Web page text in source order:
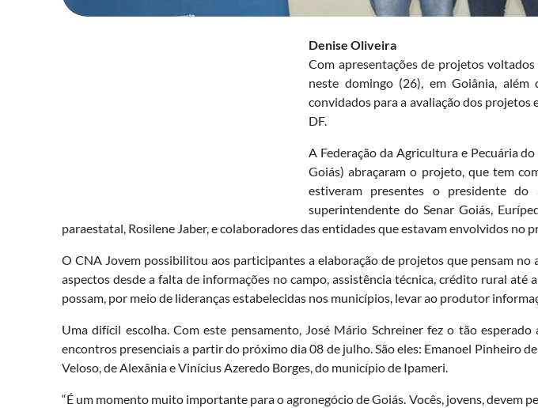
Denise Oliveira
Com apresentações de projetos
neste domingo (26), em Goiânia,
convidados para a avaliação dos projetos
DF.
A Federação da Agricultura e Pecuária
Goiás) abraçaram o projeto, que tem
estiveram presentes o presidente do
superintendente do Senar Goiás,
paraestatal, Rosilene Jaber, e colaboradores das entidades que estavam envolvidos no
O CNA Jovem possibilitou aos participantes a elaboração de projetos que pensam
aspectos desde a falta de informações no campo, assistência técnica, crédito rural
possam, por meio de lideranças estabelecidas nos municípios, levar ao produtor
Uma difícil escolha. Com este pensamento, José Mário Schreiner fez o tão
encontros presenciais a partir do próximo dia 08 de julho. São eles: Emanoel Pinheiro
Veloso, de Alexânia e Vinícius Azeredo Borges, do município de Ipameri.
“É um momento muito importante para o agronegócio de Goiás. Vocês, jovens, devem